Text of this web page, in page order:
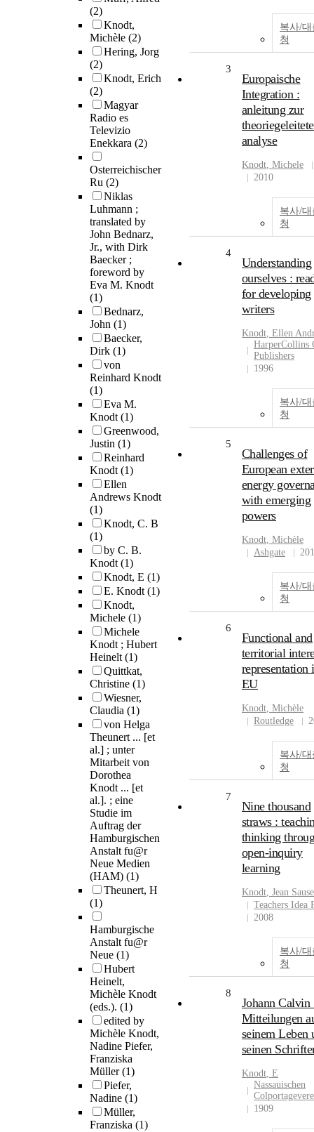
(2)
Knodt,
Michèle (2)
Hering, Jorg
(2)
Knodt, Erich
(2)
Magyar
Radio es
Televizio
Enekkara (2)
Osterreichischer
Ru (2)
Niklas
Luhmann ;
translated by
John Bednarz,
Jr., with Dirk
Baecker ;
foreword by
Eva M. Knodt
(1)
Bednarz,
John (1)
Baecker,
Dirk (1)
von
Reinhard Knodt
(1)
Eva M.
Knodt(1)
Greenwood,
Justin (1)
Reinhard
Knodt(1)
Ellen
Andrews Knodt
(1)
Knodt, C. B
(1)
by C. B.
Knodt(1)
Knodt, E (1)
E. Knodt(1)
Knodt,
Michele (1)
Michele
Knodt ; Hubert
Heinelt(1)
Quittkat,
Christine (1)
Wiesner,
Claudia (1)
von Helga
Theunert ... [et
al.] ; unter
Mitarbeit von
Dorothea
Knodt ... [et
al.]. ; eine
Studie im
Auftrag der
Hamburgischen
Anstalt fu@r
Neue Medien
(HAM) (1)
Theunert, H
(1)
Hamburgische
Anstalt fu@r
Neue (1)
Hubert
Heinelt,
Michèle Knodt
(eds.). (1)
edited by
Michèle Knodt,
Nadine Piefer,
Franziska
Müller(1)
Piefer,
Nadine (1)
Müller,
Franziska (1)
복사/
청
3
Europaische
Integration :
anleitung zur
analyse
Knodt, Michele
2010
복사/
청
4
Understanding
ourselves :
for developing
writers
Knodt, Ellen
HarperCollins
Publishers
1996
복사/
청
5
Challenges of
European
energy
with emerging
powers
Knodt, Michèle
Ashgate
복사/
청
6
Functional and
territorial
representation
EU
Knodt, Michèle
Routledge
복사/
청
7
Nine thousand
straws :
thinking
open-inquiry
learning
Knodt, Jean
Teachers Idea
2008
복사/
청
8
Johann Calvin
Mitteilungen
seinem Leben
seinen
Knodt, E
Nassauischen
1909